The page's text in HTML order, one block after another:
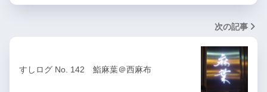
次の記事
すしログ No. 142 鮨麻葉＠西麻布